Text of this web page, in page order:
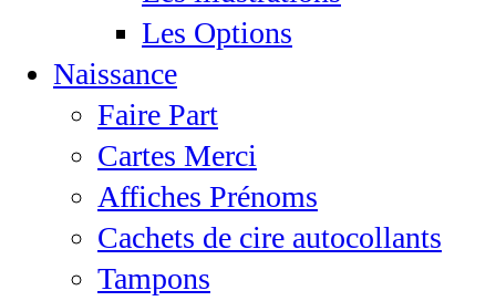
Les Options
Naissance
Faire Part
Cartes Merci
Affiches Prénoms
Cachets de cire autocollants
Tampons